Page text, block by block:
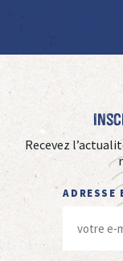
Recevez
ADRESSE